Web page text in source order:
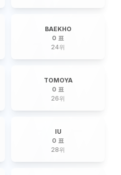
BAEKHO
0 표
24위
TOMOYA
0 표
26위
IU
0 표
28위